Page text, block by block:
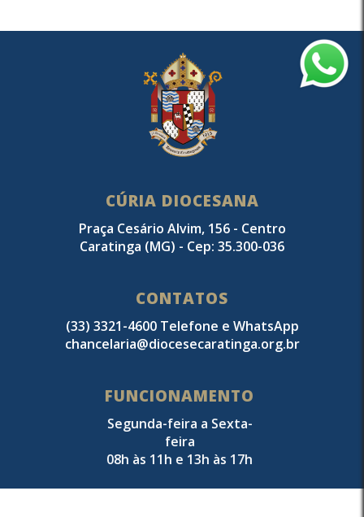
CÚRIA DIOCESANA
Praça Cesário Alvim, 156 - Centro
Caratinga (MG) - Cep: 35.300-036
CONTATOS
(33) 3321-4600 Telefone e WhatsApp
chancelaria@diocesecaratinga.org.br
FUNCIONAMENTO
Segunda-feira a Sexta-
feira
08h às 11h e 13h às 17h